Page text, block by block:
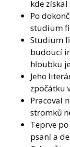
kde
Po
studium
Studium
budoucí
hloubku
Jeho
zpočátku
Pracoval
stromků
Teprve
psaní a